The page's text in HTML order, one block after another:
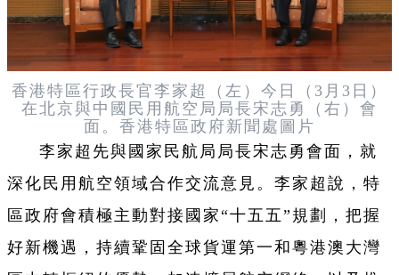
香港特區 行政長官李家超（左）今日（3月3日）
在北京與中國民用航空局局長宋志勇（右）會
面。香港特區政府新聞處圖片
李家超先與國家民航局局長宋志勇會面，就
深化民用航空領域合作交流意見。李家超說，特
區政府會積極主動對接國家“十五五”規劃，把握
好新機遇，持續鞏固全球貨運第一和粵港澳大灣